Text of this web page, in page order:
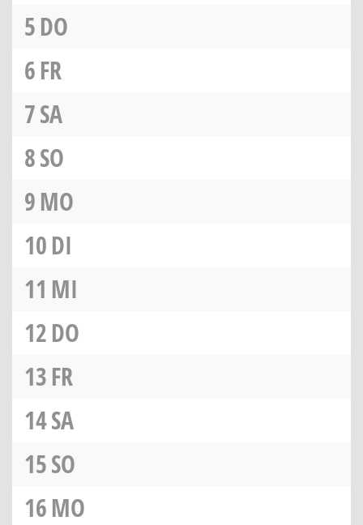
5DO
6FR
7SA
8SO
9MO
10DI
11 MI
12DO
13FR
14SA
15SO
16MO